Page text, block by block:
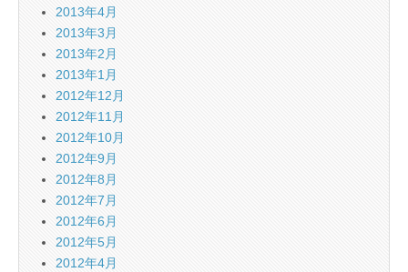
2013年4月
2013年3月
2013年2月
2013年1月
2012年12月
2012年11月
2012年10月
2012年9月
2012年8月
2012年7月
2012年6月
2012年5月
2012年4月